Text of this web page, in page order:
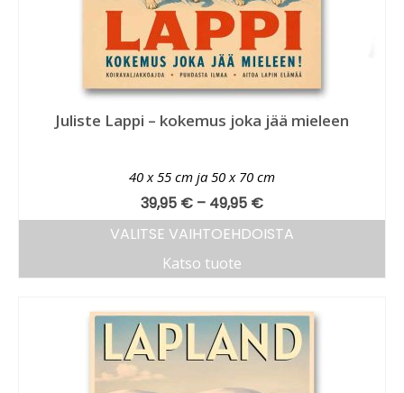
Juliste Lappi – kokemus joka jää mieleen
40 x 55 cm ja 50 x 70 cm
39,95 € – 49,95 €
VALITSE VAIHTOEHDOISTA
Katso tuote